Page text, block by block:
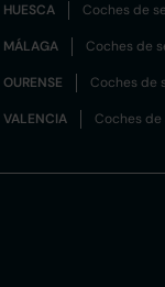
HUESCA Coches de
MÁLAGA Coches de
OURENSE Coches de
VALENCIA Coches de